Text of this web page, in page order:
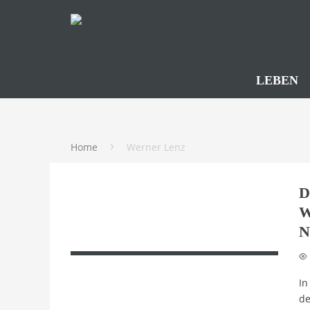
LEBEN
Home Werner Lenz